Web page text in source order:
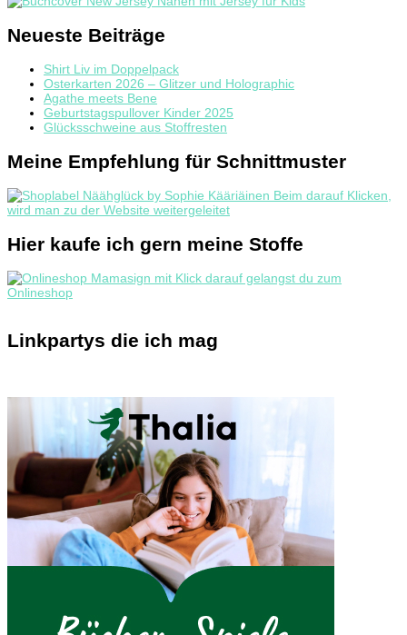
Neueste Beiträge
Shirt Liv im Doppelpack
Osterkarten 2026 – Glitzer und Holographic
Agathe meets Bene
Geburtstagspullover Kinder 2025
Glücksschweine aus Stoffresten
Meine Empfehlung für Schnittmuster
Hier kaufe ich gern meine Stoffe
Linkpartys die ich mag